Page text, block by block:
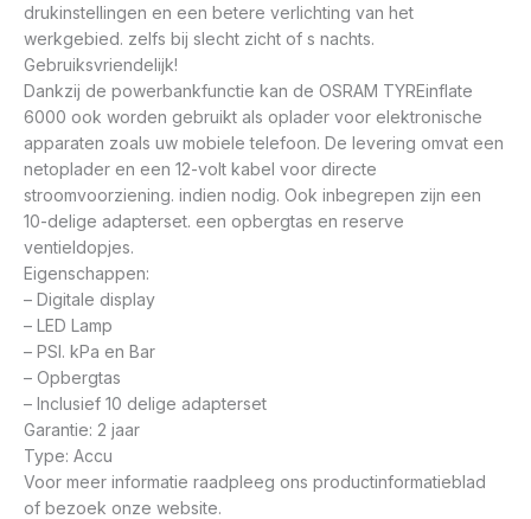
drukinstellingen en een betere verlichting van het
werkgebied. zelfs bij slecht zicht of s nachts.
Gebruiksvriendelijk!
Dankzij de powerbankfunctie kan de OSRAM TYREinflate
6000 ook worden gebruikt als oplader voor elektronische
apparaten zoals uw mobiele telefoon. De levering omvat een
netoplader en een 12-volt kabel voor directe
stroomvoorziening. indien nodig. Ook inbegrepen zijn een
10-delige adapterset. een opbergtas en reserve
ventieldopjes.
Eigenschappen:
– Digitale display
– LED Lamp
– PSI. kPa en Bar
– Opbergtas
– Inclusief 10 delige adapterset
Garantie: 2 jaar
Type: Accu
Voor meer informatie raadpleeg ons productinformatieblad
of bezoek onze website.